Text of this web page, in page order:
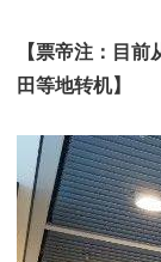
【票帝注：目
田等地转机】